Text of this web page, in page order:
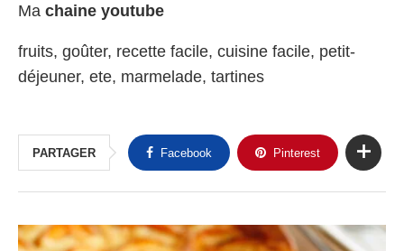
Ma chaine youtube
fruits, goûter, recette facile, cuisine facile, petit-
déjeuner, ete, marmelade, tartines
PARTAGER Facebook Pinterest